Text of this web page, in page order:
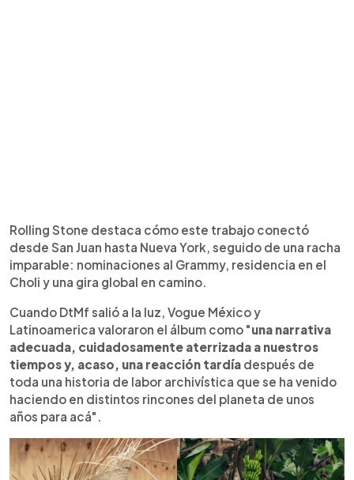
Rolling Stone destaca cómo este trabajo conectó
desde San Juan hasta Nueva York, seguido de una racha
imparable: nominaciones al Grammy, residencia en el
Choli y una gira global en camino.
Cuando DtMf salió a la luz, Vogue México y
Latinoamerica valoraron el álbum como "una narrativa
adecuada, cuidadosamente aterrizada a nuestros
tiempos y, acaso, una reacción tardía después de
toda una historia de labor archivística que se ha venido
haciendo en distintos rincones del planeta de unos
años para acá".